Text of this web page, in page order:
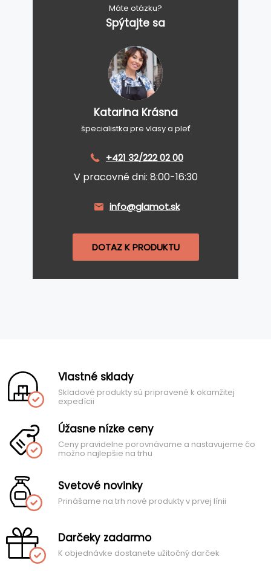
Máte otázku?
Spýtajte sa
Katarina Krásna
špecialistka pre vlasy a pleť
+421 32/222 02 00
V pracovné dni: 8:00-16:30
info@glamot.sk
DOTAZ K PRODUKTU
Vlastné sklady
Skladové produkty sú pripravené k okamžitej
expedícii
Úžasne nízke ceny
Ceny pravidelne porovnávame a nastavujeme čo
možno najlepšie na trhu
Svetové novinky
Prinášame na trh nové produkty v prvej línii
Darčeky zadarmo
K objednávke dostanete užitočný darček